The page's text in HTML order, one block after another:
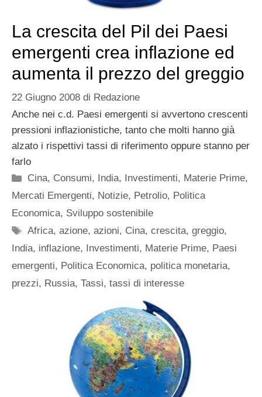
La crescita del Pil dei Paesi
emergenti crea inflazione ed
aumenta il prezzo del greggio
22 Giugno 2008 di Redazione
Anche nei c.d. Paesi emergenti si avvertono crescenti
pressioni inflazionistiche, tanto che molti hanno già
alzato i rispettivi tassi di riferimento oppure stanno per
farlo
Categorie
Cina, Consumi, India, Investimenti, Materie Prime,
Mercati Emergenti, Notizie, Petrolio, Politica
Economica, Sviluppo sostenibile
Tag
Africa,azione,azioni, Cina,crescita,greggio,
India, inflazione, Investimenti, Materie Prime, Paesi
emergenti, Politica Economica, politica monetaria,
prezzi, Russia, Tassi, tassi di interesse